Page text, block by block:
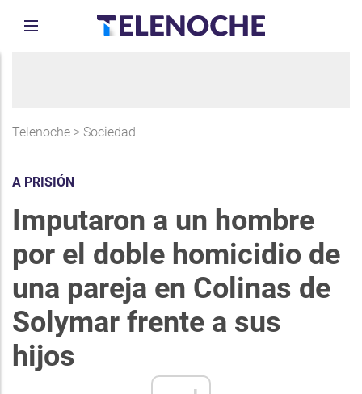
Telenoche > Sociedad
A PRISIÓN
Imputaron a un hombre
por el doble homicidio de
una pareja en Colinas de
Solymar frente a sus
hijos